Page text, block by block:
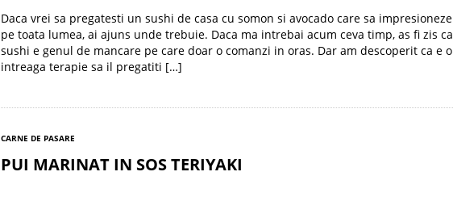
Daca vrei sa pregatesti un sushi de casa cu somon si avocado care sa impresioneze
pe toata lumea, ai ajuns unde trebuie. Daca ma intrebai acum ceva timp, as fi zis ca
sushi e genul de mancare pe care doar o comanzi in oras. Dar am descoperit ca e o
intreaga terapie sa il pregatiti […]
CARNE DE PASARE
PUI MARINAT IN SOS TERIYAKI